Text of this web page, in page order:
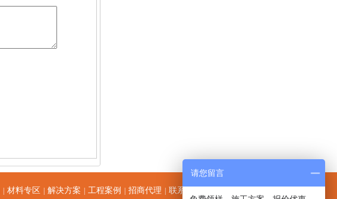
材料专区 解决方案 工程案例 招商代理 联系拜石
请您留言